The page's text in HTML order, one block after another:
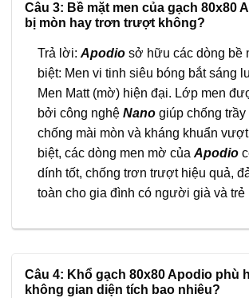
Câu 3: Bề mặt men của gạch 80x80
bị mòn hay trơn trượt không?
Trả lời: Apodio sở hữu các dòng bề
biệt: Men vi tinh siêu bóng bắt sáng
Men Matt (mờ) hiện đại. Lớp men
bởi công nghệ Nano giúp chống
chống mài mòn và kháng khuẩn
biệt, các dòng men mờ của Apodio
dính tốt, chống trơn trượt hiệu quả,
toàn cho gia đình có người già và trẻ
Câu 4: Khổ gạch 80x80 Apodio phù
không gian diện tích bao nhiêu?